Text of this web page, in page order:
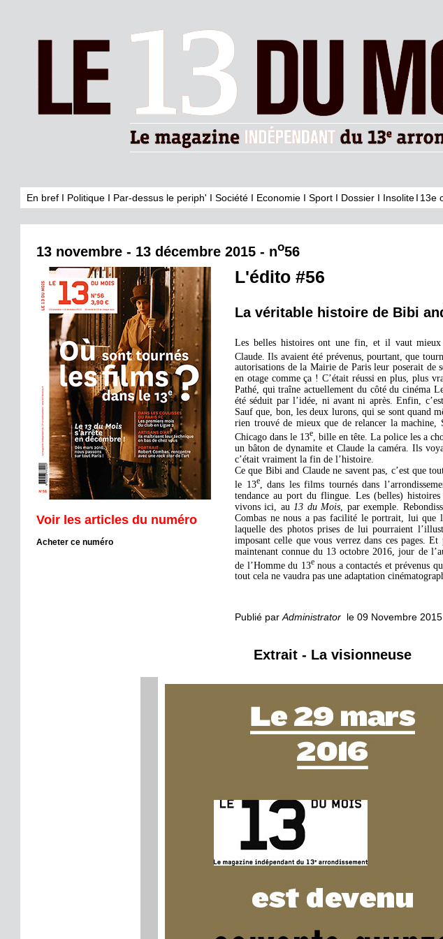
En bref I Politique I Par-dessus le periph' I Société I Economie I Sport I Dossier I InsoliteI 13e
13 novembre - 13 décembre 2015 - no56
Voir les articles du numéro
Acheter ce numéro
L'édito #56
La véritable histoire de Bibi
Les belles histoires ont une fin, et il vaut mieux
Claude. Ils avaient été prévenus, pourtant, que
autorisations de la Mairie de Paris leur poserait de
en otage comme ça ! C’était réussi en plus, plus
Pathé, qui traîne actuellement du côté du cinéma
été séduit par l’idée, ni avant ni après. Enfin,
Sauf que, bon, les deux lurons, qui se sont quand
rien trouvé de mieux que de relancer la machine,
Chicago dans le 13e , bille en tête. La police les a
un bâton de dynamite et Claude la caméra. Ils
c’était vraiment la fin de l’histoire.
Ce que Bibi and Claude ne savent pas, c’est que
le 13e, dans les films tournés dans
tendance au port du flingue. Les (belles)
vivons ici, au 13 du Mois , par exemple.
Combas ne nous a pas facilité le portrait, lui que
laquelle des photos prises de lui pourraient
imposant celle que vous verrez dans ces pages.
maintenant connue du 13 octobre 2016, jour de
de l’Homme du 13enous a contactés et prévenus
tout cela ne vaudra pas une adaptation
Publié parAdministrator le 09 Novembre 2015
Extrait - La visionneuse